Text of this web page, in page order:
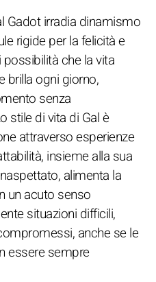
Gadot irradia dinamismo
rigide per la felicità e
che la vita
brilla ogni giorno,
senza
stile di vita di Gal è
attraverso esperienze
insieme alla sua
alimenta la
un acuto senso
situazioni difficili,
anche se le
essere sempre